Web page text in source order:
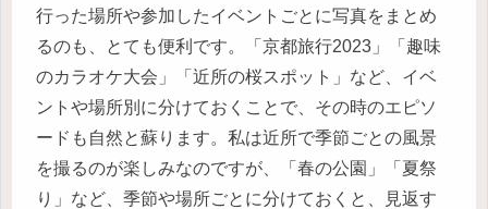
行った場所や参加したイベントごとに写真をまとめ
るのも、とても便利です。「京都旅行2023」「趣味
のカラオケ大会」「近所の桜スポット」など、イベ
ントや場所別に分けておくことで、その時のエピソ
ードも自然と蘇ります。私は近所で季節ごとの風景
を撮るのが楽しみなのですが、「春の公園」「夏祭
り」など、季節や場所ごとに分けておくと、見返す